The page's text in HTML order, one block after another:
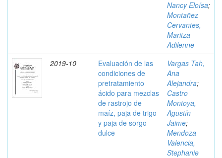
Nancy Eloísa;
Montañez
Cervantes,
Maritza
Adilenne
2019-10
Evaluación de las
condiciones de
pretratamiento
ácido para mezclas
de rastrojo de
maíz, paja de trigo
y paja de sorgo
dulce
Vargas Tah,
Ana
Alejandra;
Castro
Montoya,
Agustín
Jaime;
Mendoza
Valencia,
Stephanie